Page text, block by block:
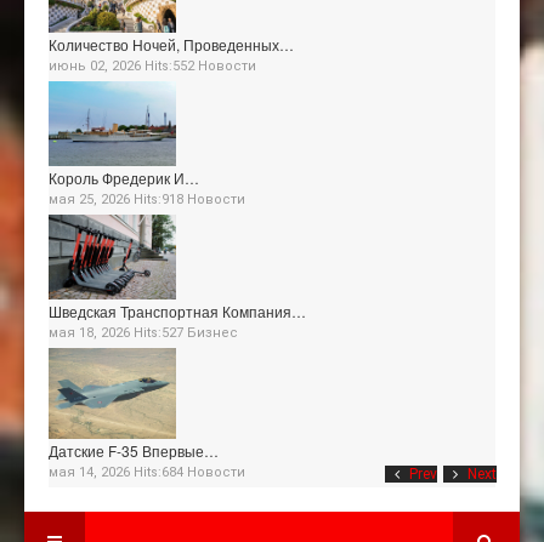
Prev Next
Количество Ночей, Проведенных…
июнь 02, 2026 Hits:552 Новости
Король Фредерик И…
мая 25, 2026 Hits:918 Новости
Шведская Транспортная Компания…
мая 18, 2026 Hits:527 Бизнес
Датские F-35 Впервые…
мая 14, 2026 Hits:684 Новости